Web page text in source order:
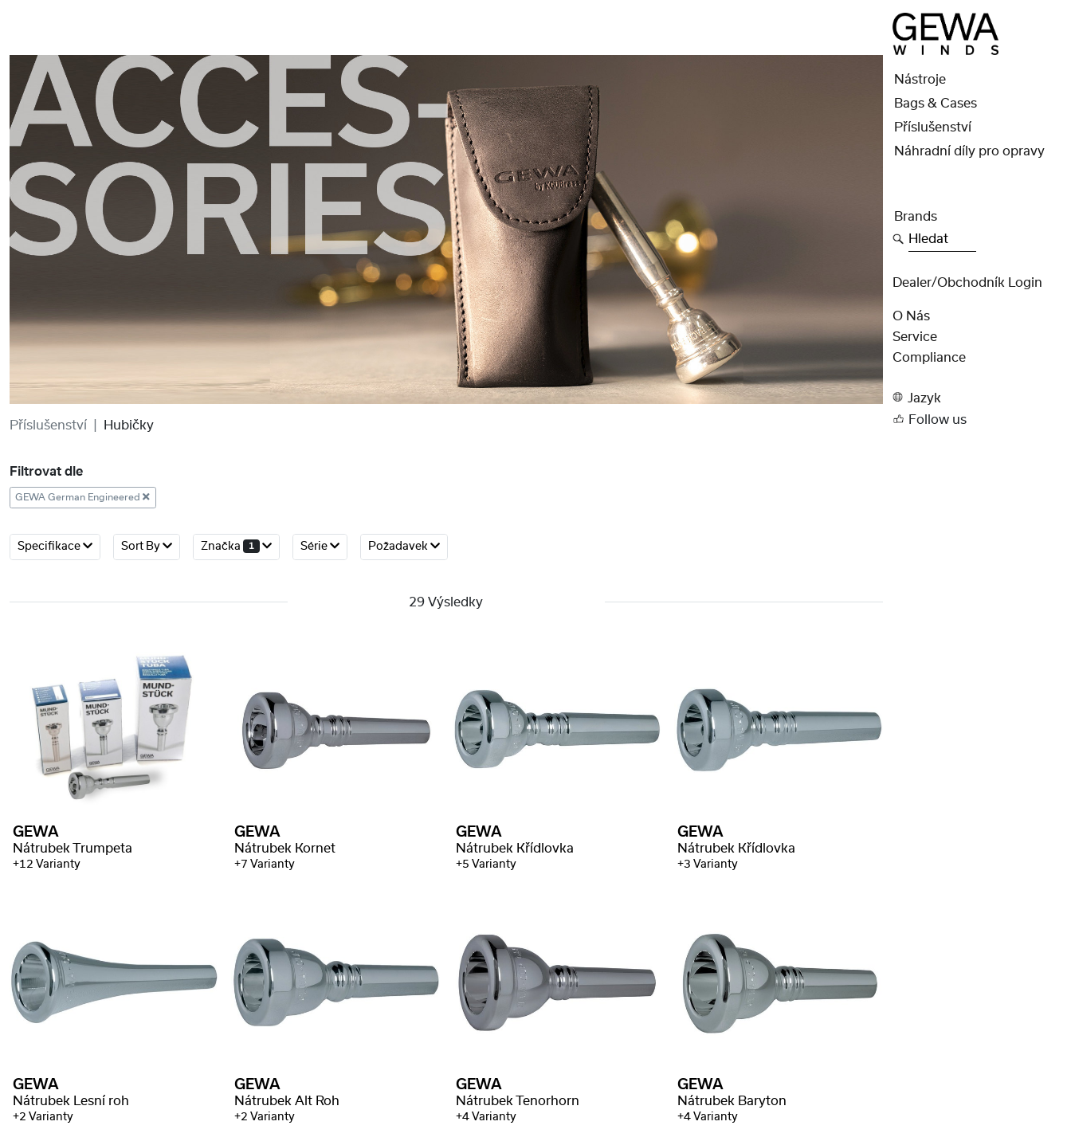
Příslušenství Hubičky
Filtrovat dle
GEWA German Engineered
Specifikace Sort By Značka 1 Série Požadavek
29 Výsledky
GEWA
Nátrubek Trumpeta
+12 Varianty
GEWA
Nátrubek Kornet
+7 Varianty
GEWA
Nátrubek Křídlovka
+5 Varianty
GEWA
Nátrubek Křídlovka
+3 Varianty
GEWA
Nátrubek Lesní roh
+2 Varianty
GEWA
Nátrubek Alt Roh
+2 Varianty
GEWA
Nátrubek Tenorhorn
+4 Varianty
GEWA
Nátrubek Baryton
+4 Varianty
Nástroje
Bags & Cases
Příslušenství
Náhradní díly pro opravy
Brands
Hledat
Dealer/obchodník Login
O Nás
Service
Compliance
Jazyk
Follow us